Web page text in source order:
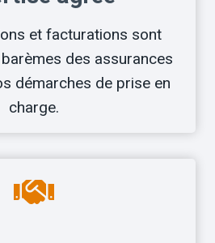
et facturations sont
des assurances
démarches de prise en
charge.